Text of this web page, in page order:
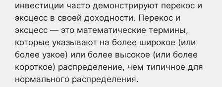
инвестиции часто демонстрируют перекос и
эксцесс в своей доходности. Перекос и
эксцесс — это математические термины,
которые указывают на более широкое (или
более узкое) или более высокое (или более
короткое) распределение, чем типичное для
нормального распределения.